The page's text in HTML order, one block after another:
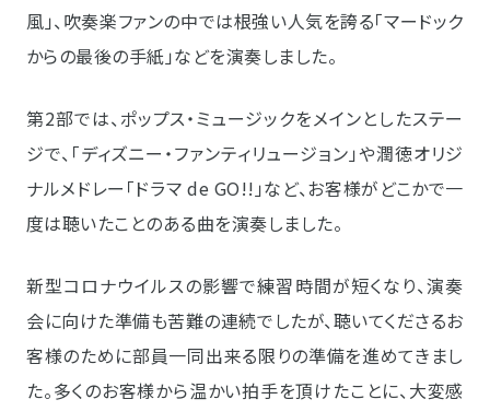
風」、吹奏楽ファンの中では根強い人気を誇る「マードック
からの最後の手紙」などを演奏しました。
第2部では、ポップス・ミュージックをメインとしたステー
ジで、「ディズニー・ファンティリュージョン」や潤徳オリジ
ナルメドレー「ドラマ de GO!!」など、お客様がどこかで一
度は聴いたことのある曲を演奏しました。
新型コロナウイルスの影響で練習時間が短くなり、演奏
会に向けた準備も苦難の連続でしたが、聴いてくださるお
客様のために部員一同出来る限りの準備を進めてきまし
た。多くのお客様から温かい拍手を頂けたことに、大変感